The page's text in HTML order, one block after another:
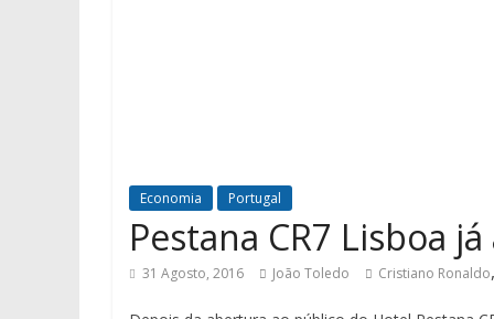
Economia Portugal
Pestana CR7 Lisboa
31 Agosto, 2016 João Toledo Cristiano Ronaldo,